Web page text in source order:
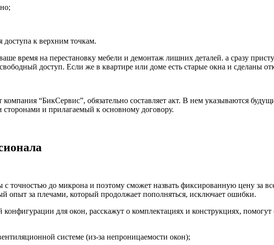
к верхним точкам.
время на перестановку мебели и демонтаж лишних деталей. а сразу
доступ. Если же в квартире или доме есть старые окна и сделаны
“БикСервис”, обязательно составляет акт. В нем указываются
и прилагаемый к основному договору.
с точностью до микрона и поэтому сможет назвать фиксированную цену за
за плечами, который продолжает пополняться, исключает ошибки.
для окон, расскажут о комплектациях и конструкциях,
системе (из-за непроницаемости окон);